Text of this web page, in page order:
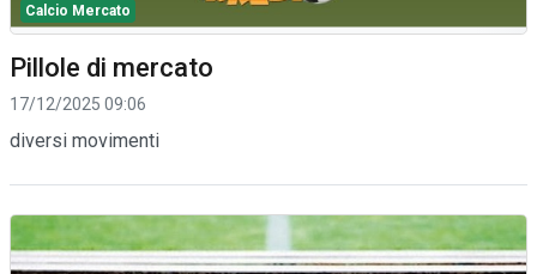
Calcio Mercato
Pillole di mercato
17/12/2025 09:06
diversi movimenti